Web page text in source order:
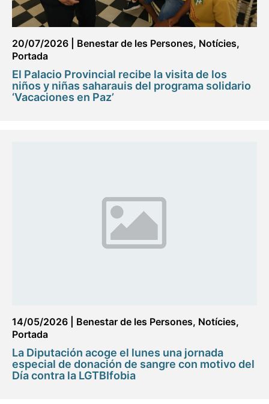
20/07/2026 Benestar de les Persones, Notícies,
Portada
El Palacio Provincial recibe la visita de los
niños y niñas saharauis del programa solidario
‘Vacaciones en Paz’
14/05/2026 Benestar de les Persones, Notícies,
Portada
La Diputación acoge el lunes una jornada
especial de donación de sangre con motivo del
Día contra la LGTBIfobia